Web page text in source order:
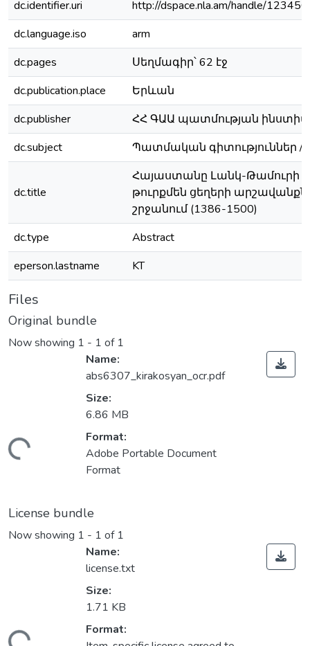
dc.identifier.uri
http://dspace.nla.am/handle/
dc.language.iso
arm
dc.pages
Սեղմագիր՝ 62 էջ
dc.publication.place
Երևան
dc.publisher
ՀՀ ԳԱԱ պատմության
dc.subject
Պատմական գիտություններ /
dc.title
Հայաստանը Լանկ-Թամուրի
թուրքմեն ցեղերի
շրջանում (1386-1500)
dc.type
Abstract
eperson.lastname
KT
Files
Original bundle
Now showing 1 - 1 of 1
Name:
abs6307_kirakosyan_ocr.pdf
Size:
6.86 MB
Format:
Adobe Portable Document
Format
License bundle
Now showing 1 - 1 of 1
Name:
license.txt
Size:
1.71 KB
Format: